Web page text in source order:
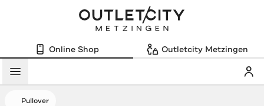
Online Shop Outletcity Metzingen
Menü
Pullover